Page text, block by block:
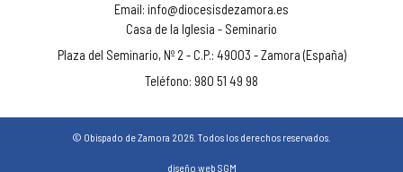
Email: info@diocesisdezamora.es
Casa de la Iglesia - Seminario
Plaza del Seminario, Nº 2 - C.P.: 49003 - Zamora (España)
Teléfono: 980 51 49 98
© Obispado de Zamora 2026. Todos los derechos reservados.
diseño web SGM